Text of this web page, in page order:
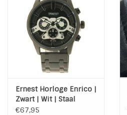
Ernest Horloge Enrico |
Zwart | Wit | Staal
€67,95